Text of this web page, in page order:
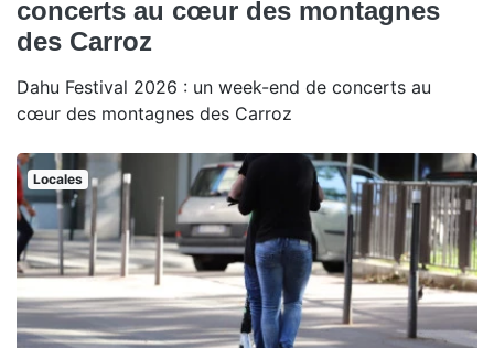
concerts au cœur des montagnes
des Carroz
Dahu Festival 2026 : un week-end de concerts au
cœur des montagnes des Carroz
Locales